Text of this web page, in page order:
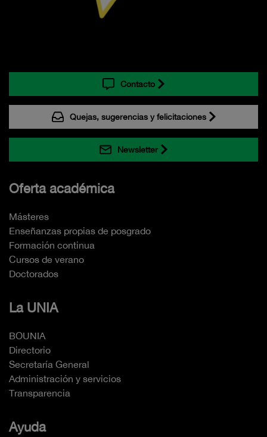
Contacto
Quejas, sugerencias y felicitaciones
Newsletter
Oferta académica
Másteres
Enseñanzas propias de posgrado
Formación continua
Cursos de verano
Doctorados
La UNIA
BOUNIA
Directorio
Secretaría General
Administración y servicios
Transparencia
Ayuda